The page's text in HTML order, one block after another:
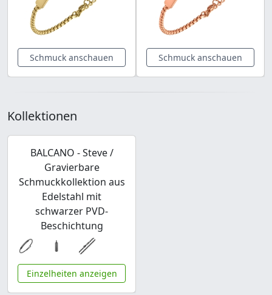
Schmuck anschauen Schmuck anschauen
Kollektionen
BALCANO - Steve /
Gravierbare
Schmuckkollektion aus
Edelstahl mit
schwarzer PVD-
Beschichtung
Einzelheiten anzeigen